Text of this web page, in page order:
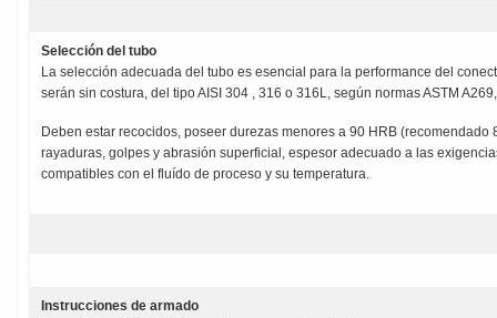
Selección del tubo
La selección adecuada del tubo es esencial para la performance del
serán sin costura, del tipo AISI 304 , 316 o 316L, según normas ASTM
Deben estar recocidos, poseer durezas menores a 90 HRB (recomendado
rayaduras, golpes y abrasión superficial, espesor adecuado a las
compatibles con el fluído de proceso y su temperatura.
Instrucciones de armado